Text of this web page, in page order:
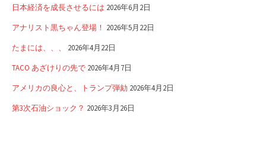
日本経済を成長させるには 2026年6月2日
アナリスト黒ちゃん登場！ 2026年5月22日
たまには、、、 2026年4月22日
TACO あざけりの先で 2026年4月7日
アメリカの良心と、トランプ弾劾 2026年4月2日
第3次石油ショック？ 2026年3月26日